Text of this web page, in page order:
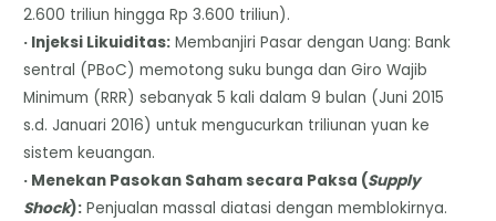
2.600 triliun hingga Rp 3.600 triliun).
· Injeksi Likuiditas: Membanjiri Pasar dengan Uang: Bank
sentral (PBoC) memotong suku bunga dan Giro Wajib
Minimum (RRR) sebanyak 5 kali dalam 9 bulan (Juni 2015
s.d. Januari 2016) untuk mengucurkan triliunan yuan ke
sistem keuangan.
· Menekan Pasokan Saham secara Paksa (Supply
Shock): Penjualan massal diatasi dengan memblokirnya.